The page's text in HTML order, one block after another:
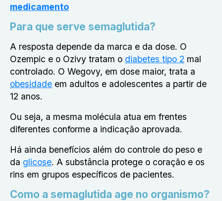
medicamento
Para que serve semaglutida?
A resposta depende da marca e da dose. O
Ozempic e o Ozivy tratam o diabetes tipo 2 mal
controlado. O Wegovy, em dose maior, trata a
obesidade em adultos e adolescentes a partir de
12 anos.
Ou seja, a mesma molécula atua em frentes
diferentes conforme a indicação aprovada.
Há ainda benefícios além do controle do peso e
da glicose. A substância protege o coração e os
rins em grupos específicos de pacientes.
Como a semaglutida age no organismo?